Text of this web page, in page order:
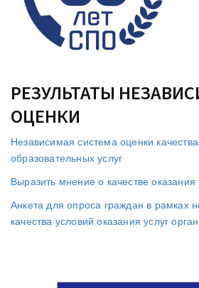
РЕЗУЛЬТАТЫ
ОЦЕНКИ
Независимая система оценки
образовательных услуг
Выразить мнение о качестве оказания
Анкета для опроса граждан в рамках
качества условий оказания услуг